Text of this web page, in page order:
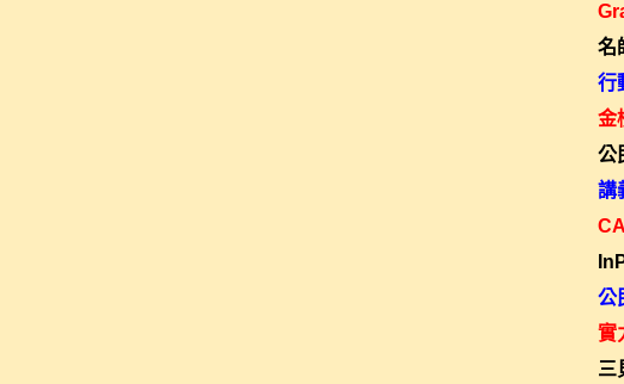
名
行
金
公
講
公
實
三